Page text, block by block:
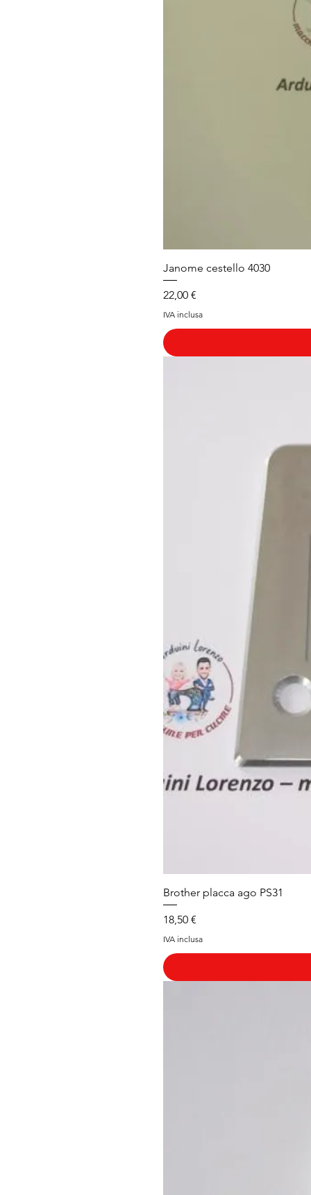
Janome cestello 4030
Prezzo
22,00 €
IVA inclusa
Brother placca ago PS31
Prezzo
18,50 €
IVA inclusa